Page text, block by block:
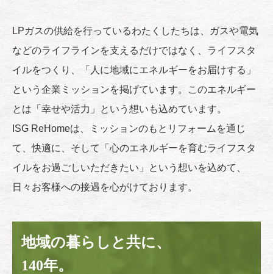
LPガスの供給を行っているわたくしたちは、ガスや電気
などのライフラインを支えるだけではなく、ライフスタ
イルをつくり、「人に地域にエネルギーをお届けする」
という企業ミッションを掲げています。このエネルギー
とは「幸せや活力」という想いも込めています。
ISG ReHomeは、ミッションのもとリフォームを通じ
て、快適に、そして「心のエネルギーを育むライフスタ
イルをお過ごしいただきたい」という想いを込めて、
日々お客様への接遇を心がけております。
地域の暮らしと共に、
140年。